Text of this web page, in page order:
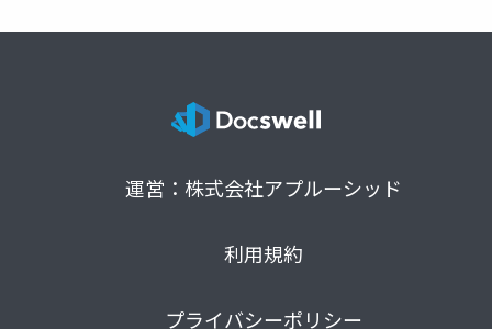
運営：株式会社アプルーシッド
利用規約
プライバシーポリシー